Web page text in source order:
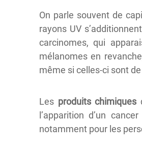
On parle souvent de
rayons UV
carcinomes, qui
mélanomes en
même si celles-ci sont
Les produits chimiques
l’apparition d’un
notamment pour les